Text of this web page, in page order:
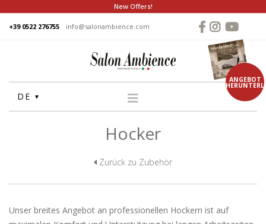
New Offers!
+39 0522 276755 info@salonambience.com
ANGEBOT
PRODUKTE
DE
Hocker
Zurück zu Zubehör
Unser breites Angebot an professionellen Hockern ist auf